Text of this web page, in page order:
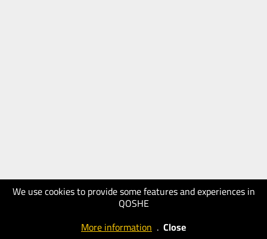
We use cookies to provide some features and experiences in
QOSHE
More information . Close